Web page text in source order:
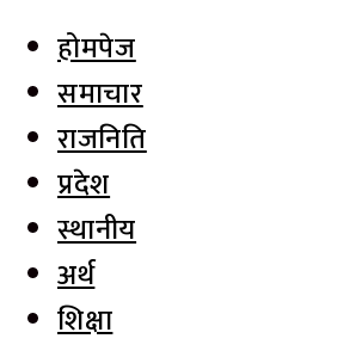
होमपेज
समाचार
राजनिति
प्रदेश
स्थानीय
अर्थ
शिक्षा